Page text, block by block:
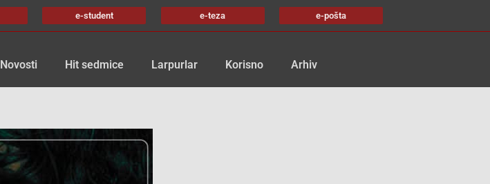
e-student e-teza e-pošta
Novosti Hit sedmice Larpurlar Korisno Arhiv